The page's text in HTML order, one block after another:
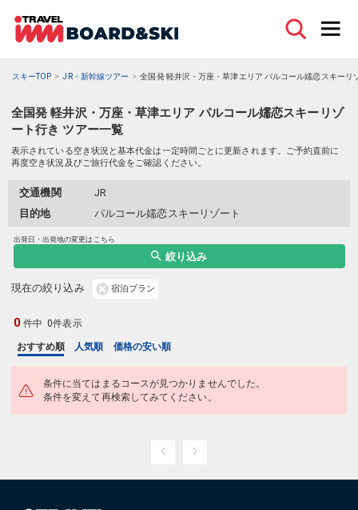
スキーTOP JR・新幹線ツアー 全国発 軽井沢・万座・草津エリア パルコール嬬恋スキーリ
全国発 軽井沢・万座・草津エリア パルコール嬬恋スキーリゾ
ート行き ツアー一覧
表示されている空き状況と基本代金は一定時間ごとに更新されます。ご予約直前に
再度空き状況及びご旅行代金をご確認ください。
交通機関
JR
目的地
パルコール嬬恋スキーリゾート
出発日・出発地の変更はこちら
絞り込み
現在の絞り込み 宿泊プラン
0 件中 0件表示
おすすめ順 人気順 価格の安い順
条件に当てはまるコースが見つかりませんでした。
条件を変えて再検索してみてください。